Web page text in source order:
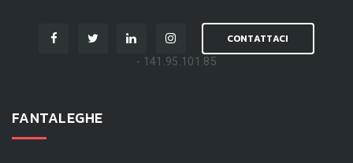
CONTATTACI
- 141.95.101.85
FANTALEGHE